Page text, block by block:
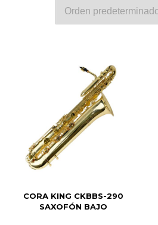
CORA KING CKBBS-290
SAXOFÓN BAJO